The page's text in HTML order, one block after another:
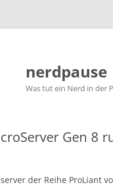
nerdpause
Was tut ein Nerd in der
Gen 8
der Reihe ProLiant